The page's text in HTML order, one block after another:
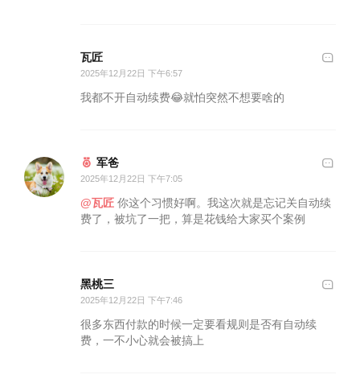
瓦匠
2025年12月22日 下午6:57
我都不开自动续费😂就怕突然不想要啥的
军爸
2025年12月22日 下午7:05
@瓦匠 你这个习惯好啊。我这次就是忘记关自动续
费了，被坑了一把，算是花钱给大家买个案例
黑桃三
2025年12月22日 下午7:46
很多东西付款的时候一定要看规则是否有自动续
费，一不小心就会被搞上